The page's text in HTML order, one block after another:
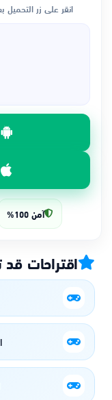
انقر على زر التحميل
آمن 100%
اقتراحات